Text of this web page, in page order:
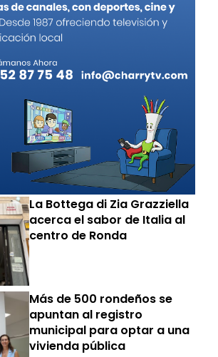
La Bottega di Zia Grazziella
acerca el sabor de Italia al
centro de Ronda
Más de 500 rondeños se
apuntan al registro
municipal para optar a una
vivienda pública